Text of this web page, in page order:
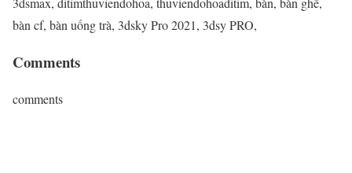
bàn cf, bàn uống trà, 3dsky Pro 2021, 3dsy PRO,
Comments
comments